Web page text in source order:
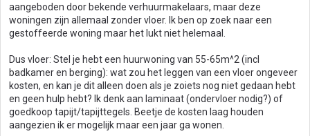
aangeboden door bekende verhuurmakelaars, maar deze
woningen zijn allemaal zonder vloer. Ik ben op zoek naar een
gestoffeerde woning maar het lukt niet helemaal.
Dus vloer: Stel je hebt een huurwoning van 55-65m^2 (incl
badkamer en berging): wat zou het leggen van een vloer ongeveer
kosten, en kan je dit alleen doen als je zoiets nog niet gedaan hebt
en geen hulp hebt? Ik denk aan laminaat (ondervloer nodig?) of
goedkoop tapijt/tapijttegels. Beetje de kosten laag houden
aangezien ik er mogelijk maar een jaar ga wonen.